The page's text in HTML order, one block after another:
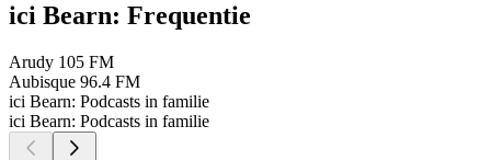
ici Bearn: Frequentie
Arudy 105 FM
Aubisque 96.4 FM
ici Bearn: Podcasts in familie
ici Bearn: Podcasts in familie